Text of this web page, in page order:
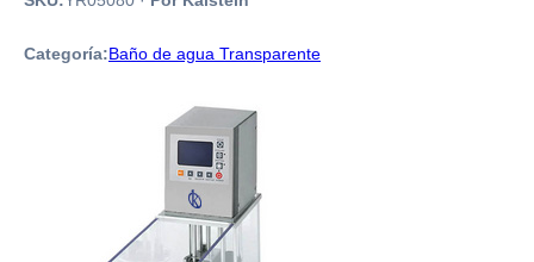
Categoría:Baño de agua Transparente